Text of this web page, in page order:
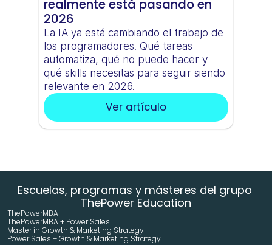
realmente está pasando en
2026
La IA ya está cambiando el trabajo de
los programadores. Qué tareas
automatiza, qué no puede hacer y
qué skills necesitas para seguir siendo
relevante en 2026.
Ver artículo
Escuelas, programas y másteres del grupo
ThePower Education
ThePowerMBA
ThePowerMBA + Power Sales
Master in Growth & Marketing Strategy
Power Sales + Growth & Marketing Strategy